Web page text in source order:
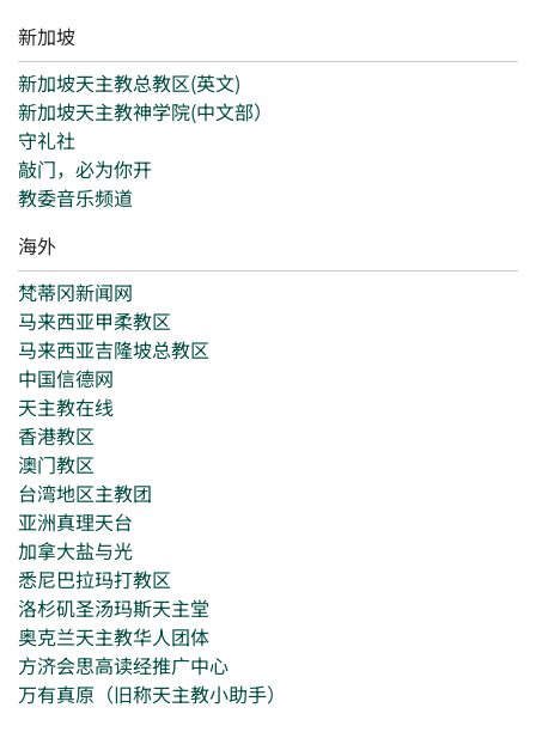
新加坡
新加坡天主教总教区(英文)
新加坡天主教神学院(中文部）
守礼社
敲门，必为你开
教委音乐频道
海外
梵蒂冈新闻网
马来西亚甲柔教区
马来西亚吉隆坡总教区
中国信德网
天主教在线
香港教区
澳门教区
台湾地区主教团
亚洲真理天台
加拿大盐与光
悉尼巴拉玛打教区
洛杉矶圣汤玛斯天主堂
奥克兰天主教华人团体
方济会思高读经推广中心
万有真原（旧称天主教小助手）